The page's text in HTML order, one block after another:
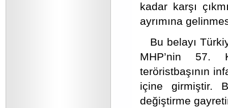
kadar karşı
ayrımına
Bu belayı
MHP’nin 57.
teröristbaşının
içine
değiştirme